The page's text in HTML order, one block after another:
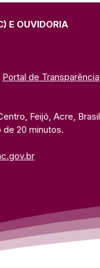
E OUVIDORIA
Portal de Transparência
Feijó, Acre, Brasil
20 minutos.